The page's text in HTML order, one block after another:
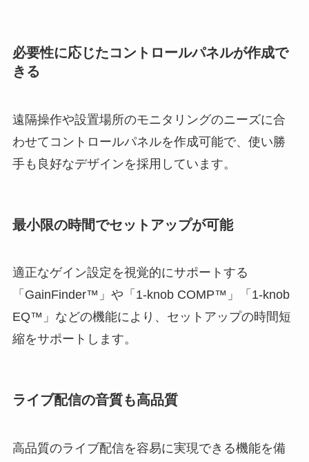
必要性に応じたコントロールパネルが作成で
きる
遠隔操作や設置場所のモニタリングのニーズに合
わせてコントロールパネルを作成可能で、使い勝
手も良好なデザインを採用しています。
最小限の時間でセットアップが可能
適正なゲイン設定を視覚的にサポートする
「GainFinder™」や「1-knob COMP™」「1-knob
EQ™」などの機能により、セットアップの時間短
縮をサポートします。
ライブ配信の音質も高品質
高品質のライブ配信を容易に実現できる機能を備